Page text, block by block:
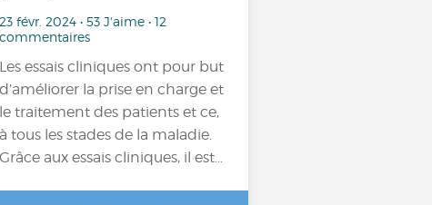
23 févr. 2024 • 53 J'aime • 12
commentaires
Les essais cliniques ont pour but
d’améliorer la prise en charge et
le traitement des patients et ce,
à tous les stades de la maladie.
Grâce aux essais cliniques, il est…